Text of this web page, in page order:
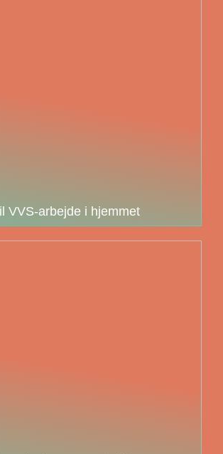
VVS-arbejde i hjemmet